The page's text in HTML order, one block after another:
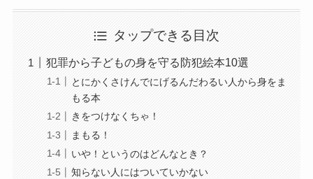
タップできる目次
犯罪から子どもの身を守る防犯絵本10選
とにかくさけんでにげるんだわるい人から身をま
もる本
きをつけなくちゃ！
まもる！
いや！というのはどんなとき？
知らない人にはついていかない